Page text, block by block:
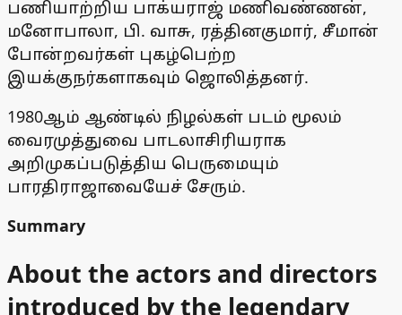
பணியாற்றிய பாக்யராஜ் மணிவண்ணன்,
மனோபாலா, பி. வாசு, ரத்தினகுமார், சீமான்
போன்றவர்கள் புகழ்பெற்ற
இயக்குநர்களாகவும் ஜொலித்தனர்.
1980ஆம் ஆண்டில் நிழல்கள் படம் மூலம்
வைரமுத்துவை பாடலாசிரியராக
அறிமுகப்படுத்திய பெருமையும்
பாரதிராஜாவையேச் சேரும்.
Summary
About the actors and directors
introduced by the legendary